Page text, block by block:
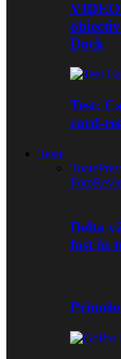
Dock
Test:
card-
Teste
Toate
Foto
Delta
fost în